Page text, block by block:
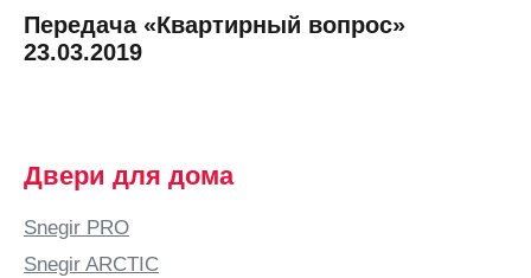
Передача «Квартирный вопрос»
23.03.2019
Двери для дома
Snegir PRO
Snegir ARCTIC